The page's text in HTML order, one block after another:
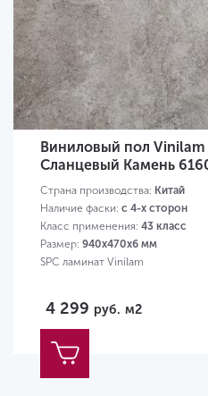
Виниловый пол Vinilam
Сланцевый Камень
Страна производства: Китай
Наличие фаски: с 4-х сторон
Класс применения: 43 класс
Размер: 940х470х6 мм
SPC ламинат Vinilam
4 299 руб. м2